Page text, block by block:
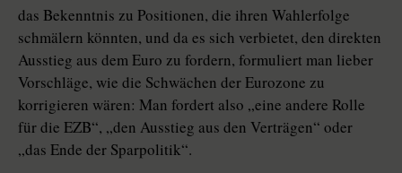
das Bekenntnis zu Positionen, die ihren Wahlerfolge
schmälern könnten, und da es sich verbietet, den direkten
Ausstieg aus dem Euro zu fordern, formuliert man lieber
Vorschläge, wie die Schwächen der Eurozone zu
korrigieren wären: Man fordert also „eine andere Rolle
für die EZB“, „den Ausstieg aus den Verträgen“ oder
„das Ende der Sparpolitik“.